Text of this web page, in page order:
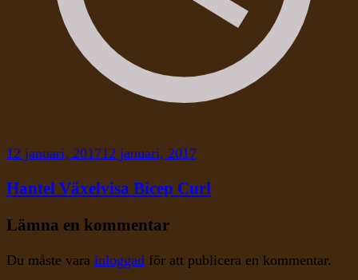
12 januari, 201712 januari, 2017
Hantel Växelvisa Bicep Curl
Lämna en kommentar
Du måste vara inloggad för att publicera en kommentar.